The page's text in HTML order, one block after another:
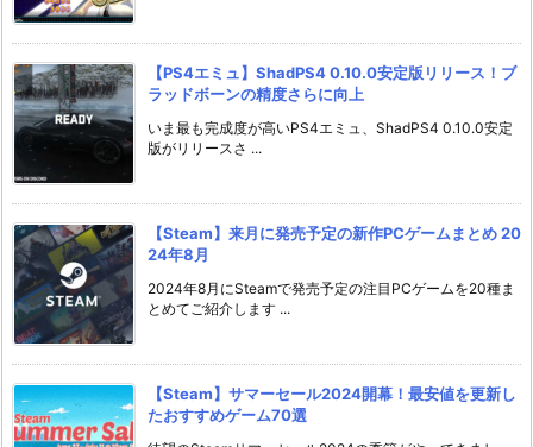
【PS4エミュ】ShadPS4 0.10.0安定版リリース！ブ
ラッドボーンの精度さらに向上
いま最も完成度が高いPS4エミュ、ShadPS4 0.10.0安定
版がリリースさ ...
【Steam】来月に発売予定の新作PCゲームまとめ 20
24年8月
2024年8月にSteamで発売予定の注目PCゲームを20種ま
とめてご紹介します ...
【Steam】サマーセール2024開幕！最安値を更新し
たおすすめゲーム70選